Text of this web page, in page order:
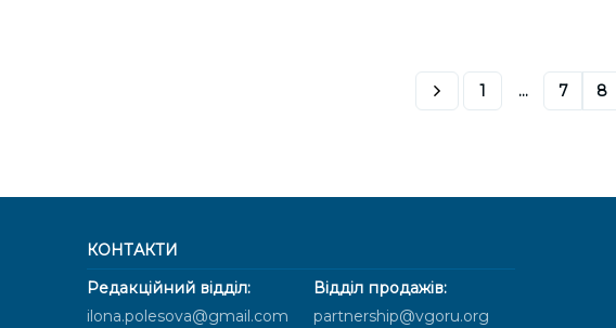
1 ... 7 8
КОНТАКТИ
Редакційний відділ:
ilona.polesova@gmail.com
Відділ продажів:
partnership@vgoru.org